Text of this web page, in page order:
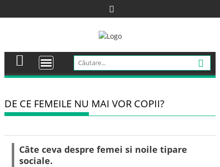
to
DE CE FEMEILE NU MAI VOR COPII?
Câte ceva despre femei si noile tipare
sociale.